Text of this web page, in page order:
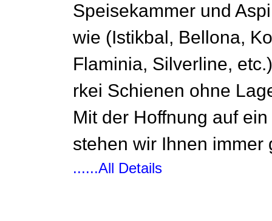
Speisekammer und
wie (Istikbal, Bellona,
Flaminia, Silverline,
rkei Schienen ohne
Mit der Hoffnung auf
stehen wir Ihnen immer
......All Details